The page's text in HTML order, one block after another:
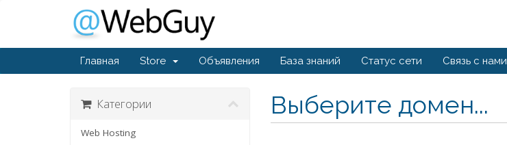
Главная Store Объявления База знаний Статус сети Связь с нами
Выберите домен...
Категории
Web Hosting